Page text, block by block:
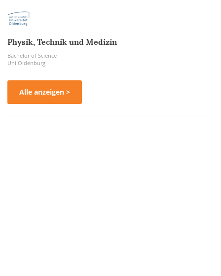
Physik, Technik und Medizin
Bachelor of Science
Uni Oldenburg
Alle anzeigen >